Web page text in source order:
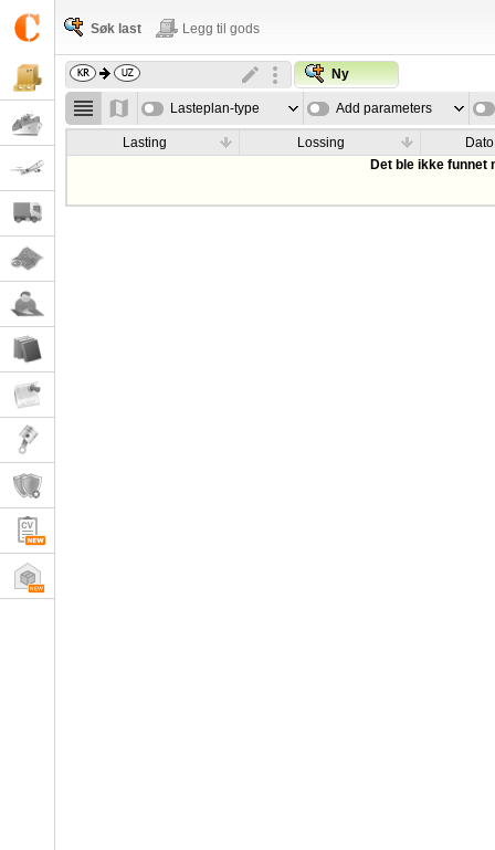
Søk last Legg til gods
Ny
Lasteplan-type Add parameters
Lasting Lossing
Dato
Det ble ikke funnet